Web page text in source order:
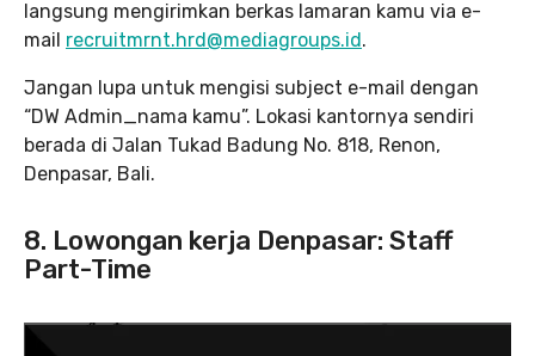
langsung mengirimkan berkas lamaran kamu via e-
mail recruitmrnt.hrd@mediagroups.id .
Jangan lupa untuk mengisi subject e-mail dengan
“DW Admin_nama kamu”. Lokasi kantornya sendiri
berada di Jalan Tukad Badung No. 818, Renon,
Denpasar, Bali.
8. Lowongan kerja Denpasar: Staff
Part-Time